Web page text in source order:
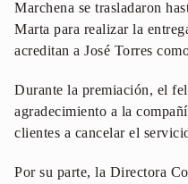
Marchena se trasladaron
Marta para realizar la
acreditan a José Torres
Durante la premiación, el
agradecimiento a la
clientes a cancelar el
Por su parte, la Directora